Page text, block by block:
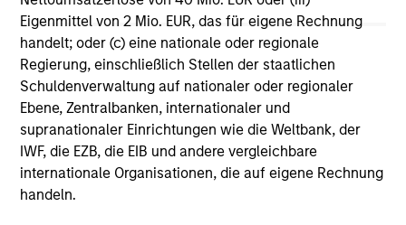
Eigenmittel von 2 Mio. EUR, das für eigene Rechnung
handelt; oder (c) eine nationale oder regionale
Regierung, einschließlich Stellen der staatlichen
Schuldenverwaltung auf nationaler oder regionaler
Ebene, Zentralbanken, internationaler und
supranationaler Einrichtungen wie die Weltbank, der
IWF, die EZB, die EIB und andere vergleichbare
internationale Organisationen, die auf eigene Rechnung
handeln.
Return (MRAR) berechnet, eine Kennzahl, die die
Schwankungen der monatlichen Überschussrendite eines
verwalteten Produkts berücksichtigt. Dabei wird
besonderes Gewicht auf die negativen
Performanceschwankungen und eine beständige
Wertentwicklung gelegt. Die besten 10% der Produkte in
jeder Kategorie erhalten 5 Sterne, die nächsten 22,5% 4
Sterne, die nächsten 35% 3 Sterne, die nächsten 22,5% 2
Sterne und die unteren 10% 1 Stern. Das Morningstar-
Gesamtrating für ein verwaltetes Produkt ergibt sich aus
dem gewichteten Durchschnitt der Morningstar-Ratings